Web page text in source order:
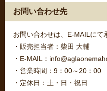
お問い合わせ先
お問い合わせは、E-MAILにて
・販売担当者：柴田 大輔
・E-MAIL：
・営業時間：9：00～20：00
・定休日：土・日・祝日